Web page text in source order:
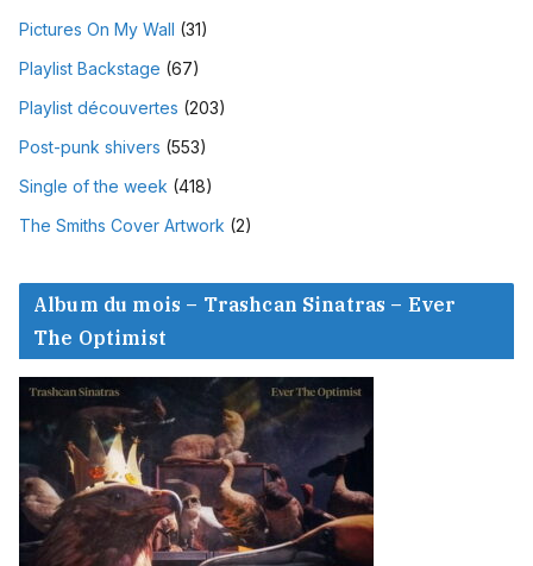
Pictures On My Wall (31)
Playlist Backstage (67)
Playlist découvertes (203)
Post-punk shivers (553)
Single of the week (418)
The Smiths Cover Artwork (2)
Album du mois – Trashcan Sinatras – Ever
The Optimist